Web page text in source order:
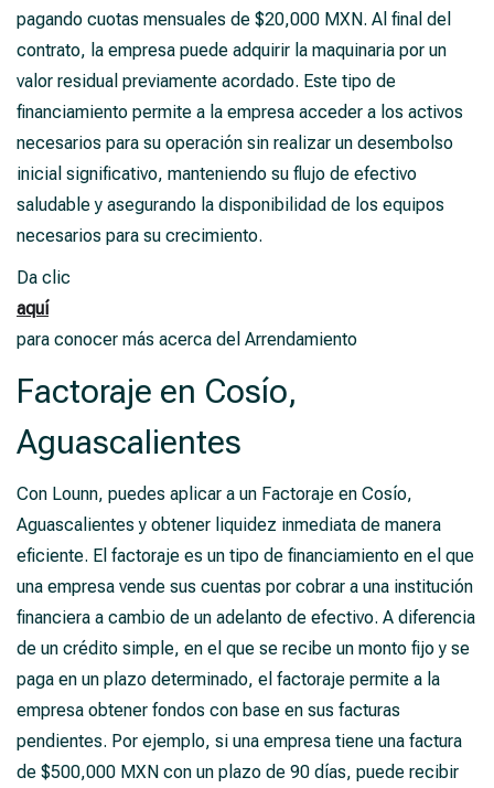
pagando cuotas mensuales de $20,000 MXN. Al final del
contrato, la empresa puede adquirir la maquinaria por un
valor residual previamente acordado. Este tipo de
financiamiento permite a la empresa acceder a los activos
necesarios para su operación sin realizar un desembolso
inicial significativo, manteniendo su flujo de efectivo
saludable y asegurando la disponibilidad de los equipos
necesarios para su crecimiento.
Da clic
aquí
para conocer más acerca del Arrendamiento
Factoraje en Cosío,
Aguascalientes
Con Lounn, puedes aplicar a un Factoraje en Cosío,
Aguascalientes y obtener liquidez inmediata de manera
eficiente. El factoraje es un tipo de financiamiento en el que
una empresa vende sus cuentas por cobrar a una institución
financiera a cambio de un adelanto de efectivo. A diferencia
de un crédito simple, en el que se recibe un monto fijo y se
paga en un plazo determinado, el factoraje permite a la
empresa obtener fondos con base en sus facturas
pendientes. Por ejemplo, si una empresa tiene una factura
de $500,000 MXN con un plazo de 90 días, puede recibir